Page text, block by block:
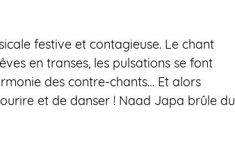
festive et contagieuse. Le chant
en transes, les pulsations se font
des contre-chants… Et alors
et de danser ! Naad Japa brûle du